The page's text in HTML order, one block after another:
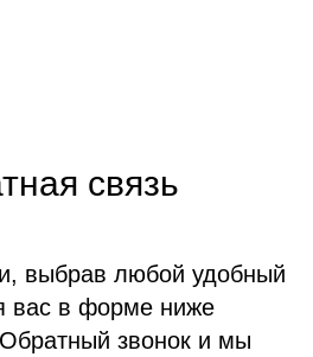
связь
выбрав любой удобный
вас в форме ниже
звонок и мы